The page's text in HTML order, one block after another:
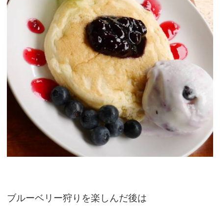
ブルーベリー狩りを楽しんだ後は